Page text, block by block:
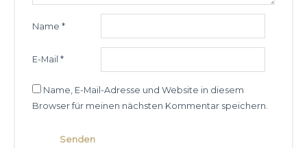
Name*
E-Mail*
Name, E-Mail-Adresse und Website in diesem
Browser für meinen nächsten Kommentar speichern.